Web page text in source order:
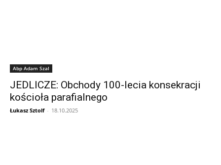
Abp Adam Szal
JEDLICZE: Obchody 100-lecia konsekracji
kościoła parafialnego
Łukasz Sztolf - 18.10.2025